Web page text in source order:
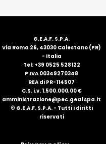
G.E.A.F. S.P.A.
Via Roma 26, 43030 Calestano (PR)
- Italia
Tel: +39 0525 528122
P.IVA 00349270348
REA di PR-114507
C.S. i.v. 1.500.000,00 €
amministrazione@pec.geafspa.it
© G.E.A.F. S.P.A. - Tutti i diritti
riservati